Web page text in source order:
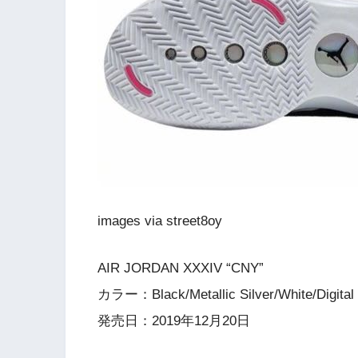
images via street8oy
AIR JORDAN XXXIV “CNY”
カラー：Black/Metallic Silver/White/Digital
発売日：2019年12月20日